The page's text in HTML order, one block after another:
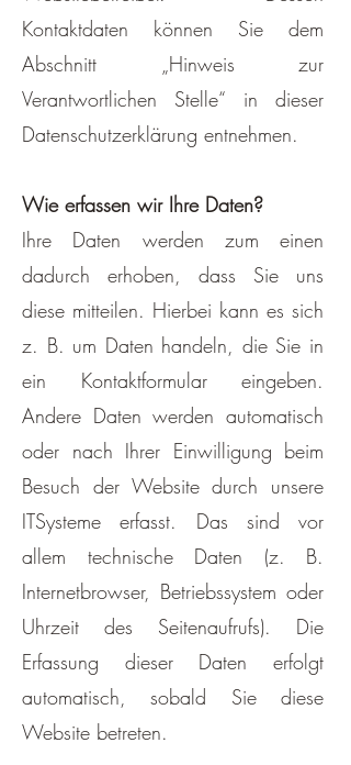
Kontaktdaten können Sie dem
Abschnitt „Hinweis zur
Verantwortlichen Stelle“ in dieser
Datenschutzerklärung entnehmen.
Wie erfassen wir Ihre Daten?
Ihre Daten werden zum einen
dadurch erhoben, dass Sie uns
diese mitteilen. Hierbei kann es sich
z. B. um Daten handeln, die Sie in
ein Kontaktformular eingeben.
Andere Daten werden automatisch
oder nach Ihrer Einwilligung beim
Besuch der Website durch unsere
ITSysteme erfasst. Das sind vor
allem technische Daten (z. B.
Internetbrowser, Betriebssystem oder
Uhrzeit des Seitenaufrufs). Die
Erfassung dieser Daten erfolgt
automatisch, sobald Sie diese
Website betreten.